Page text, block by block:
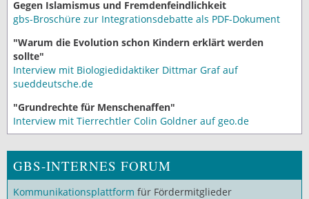
Gegen Islamismus und Fremdenfeindlichkeit
gbs-Broschüre zur Integrationsdebatte als PDF-Dokument
"Warum die Evolution schon Kindern erklärt werden
sollte"
Interview mit Biologiedidaktiker Dittmar Graf auf
sueddeutsche.de
"Grundrechte für Menschenaffen"
Interview mit Tierrechtler Colin Goldner auf geo.de
GBS-INTERNES FORUM
Kommunikationsplattform für Fördermitglieder